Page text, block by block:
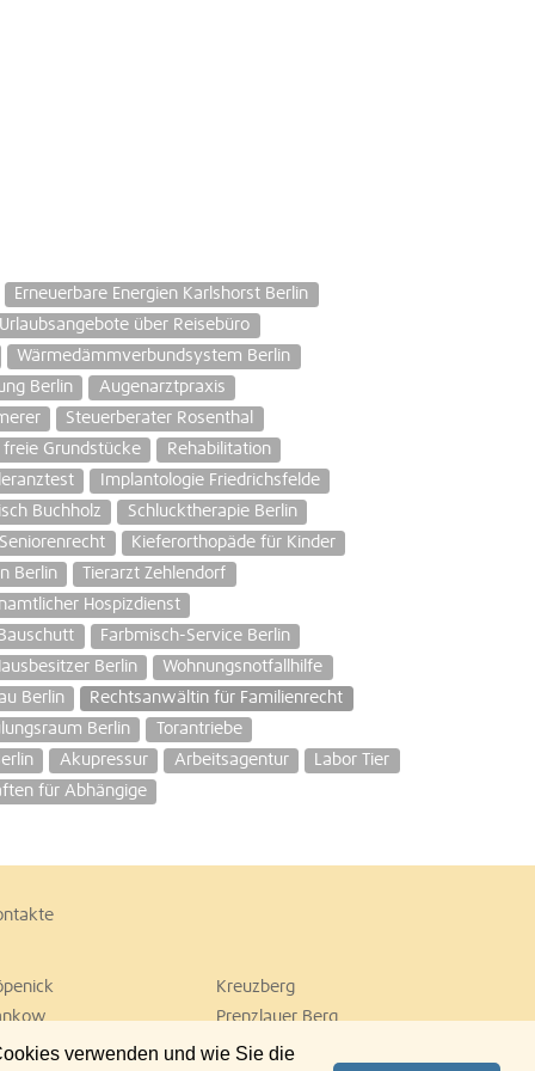
verwenden und wie Sie die
Erneuerbare Energien Karlshorst Berlin
Urlaubsangebote über Reisebüro
Wärmedämmverbundsystem Berlin
Berlin
Augenarztpraxis
Steuerberater Rosenthal
freie Grundstücke
Rehabilitation
Implantologie Friedrichsfelde
Buchholz
Schlucktherapie Berlin
Seniorenrecht
Kieferorthopäde für Kinder
Berlin
Tierarzt Zehlendorf
Hospizdienst
Farbmisch-Service Berlin
Berlin
Wohnungsnotfallhilfe
Berlin
Rechtsanwältin für Familienrecht
Berlin
Torantriebe
Akupressur Arbeitsagentur
Labor Tier
für Abhängige
Kreuzberg
Prenzlauer Berg
Tiergarten